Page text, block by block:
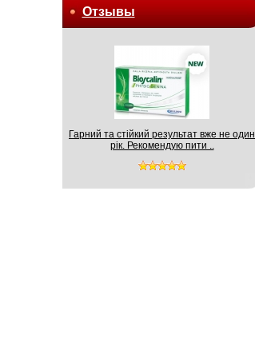
Отзывы
Гарний та стійкий результат вже не один
рік. Рекомендую пити ..